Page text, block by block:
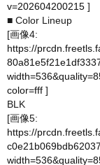
v=202604200215 ]
■ Color Lineup
[画像4:
https://
color=fff ]
BLK
[画像5:
https://